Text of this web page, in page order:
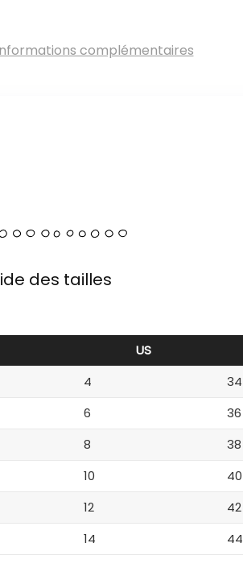
complémentaires
des tailles
US
4
34
6
36
8
38
10
40
12
42
14 44